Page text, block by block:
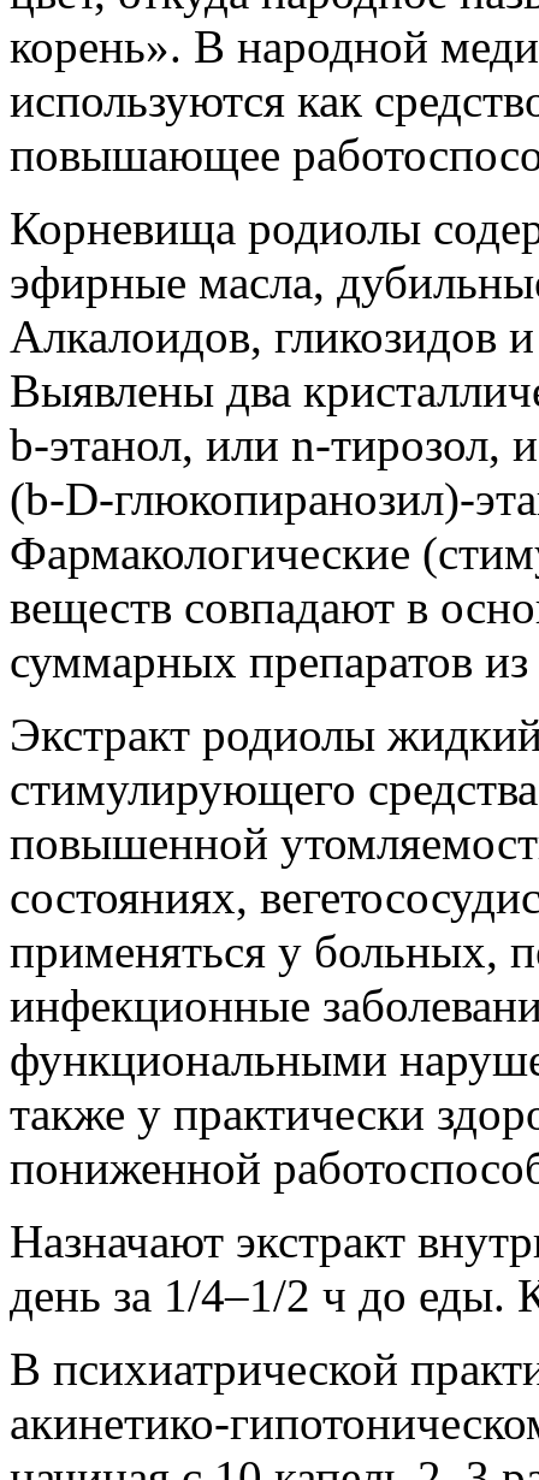
корень». В народной
используются как
повышающее
Корневища родиолы
эфирные масла,
Алкалоидов, гликозидов
Выявлены два
b-этанол, или n-тирозол,
(b-D-глюкопиранозил)-
Фармакологические
веществ совпадают в
суммарных препаратов из
Экстракт родиолы
стимулирующего
повышенной
состояниях,
применяться у больных,
инфекционные
функциональными
также у практически
пониженной
Назначают экстракт
день за 1/4–1/2 ч до еды.
В психиатрической
акинетико-